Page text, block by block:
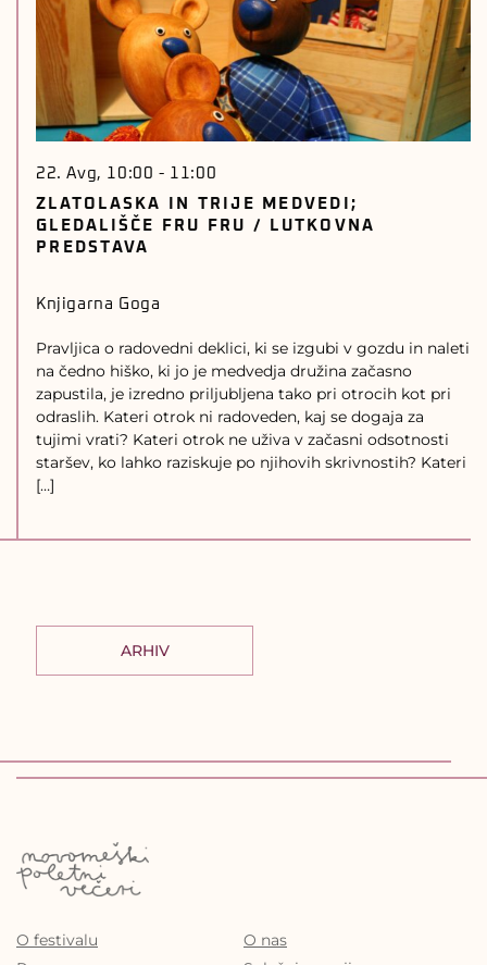
ZLATOLASKA IN TRIJE MEDVEDI;
GLEDALIŠČE FRU FRU / LUTKOVNA
PREDSTAVA
22. Avg, 10:00 - 11:00
Knjigarna Goga
Pravljica o radovedni deklici, ki se izgubi v gozdu in naleti
na čedno hiško, ki jo je medvedja družina začasno
zapustila, je izredno priljubljena tako pri otrocih kot pri
odraslih. Kateri otrok ni radoveden, kaj se dogaja za
tujimi vrati? Kateri otrok ne uživa v začasni odsotnosti
staršev, ko lahko raziskuje po njihovih skrivnostih? Kateri
[…]
ARHIV
O festivalu
O nas